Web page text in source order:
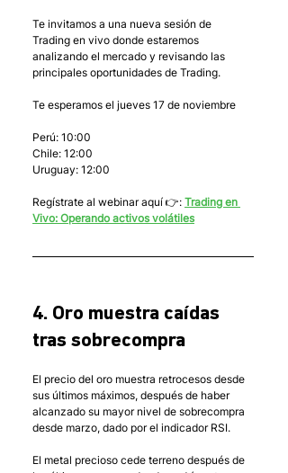
Te invitamos a una nueva sesión de
Trading en vivo donde estaremos
analizando el mercado y revisando las
principales oportunidades de Trading.
Te esperamos el jueves 17 de noviembre
Perú: 10:00
Chile: 12:00
Uruguay: 12:00
Regístrate al webinar aquí 👉: Trading en
Vivo: Operando activos volátiles
4. Oro muestra caídas
tras sobrecompra
El precio del oro muestra retrocesos desde
sus últimos máximos, después de haber
alcanzado su mayor nivel de sobrecompra
desde marzo, dado por el indicador RSI.
El metal precioso cede terreno después de